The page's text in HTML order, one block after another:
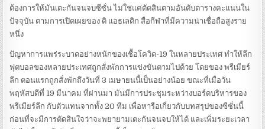
ต้องการให้มันเตะกันจนจบซีซั่น ไม่ใช่แค่ตัดสินตามอันดับตารางคะแนนใน
ปัจจุบัน ตามการเปิดเผยของ ดิ แอธเลติก สื่อกีฬาที่มีความน่าเชื่อถือสูงราย
หนึ่ง
ปัญหาการแพร่ระบาดอย่างหนักของเชื้อโควิด-19 ในหลายประเทศ ทำให้ลีก
ฟุตบอลของหลายประเทศถูกสั่งพักการแข่งขันตามไปด้วย โดยของ พรีเมียร์
ลีก ตอนแรกถูกสั่งพักถึงวันที่ 3 เมษายนนี้เป็นอย่างน้อย ขณะที่เมื่อวัน
พฤหัสบดีที่ 19 มีนาคม ที่ผ่านมา มันมีการประชุมระหว่างบอร์ดบริหารของ
พรีเมียร์ลีก กับตัวแทนจากทั้ง 20 ทีม เพื่อหารือเกี่ยวกับบทสรุปของซีซั่นนี้
ก่อนที่จะมีการตัดสินใจว่าจะพยายามเตะกันจนจบให้ได้ และเพิ่มระยะเวลา